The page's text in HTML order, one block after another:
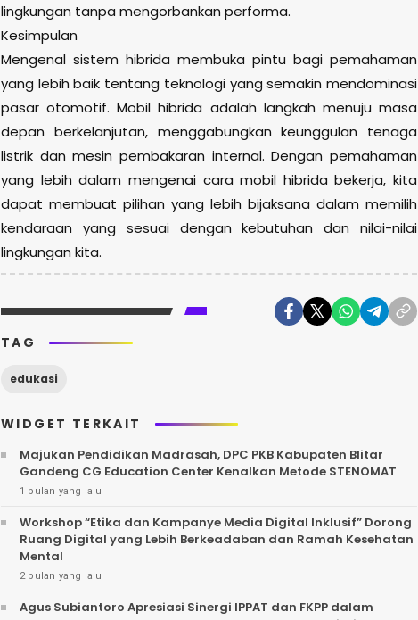
lingkungan tanpa mengorbankan performa.
Kesimpulan
Mengenal sistem hibrida membuka pintu bagi pemahaman
yang lebih baik tentang teknologi yang semakin mendominasi
pasar otomotif. Mobil hibrida adalah langkah menuju masa
depan berkelanjutan, menggabungkan keunggulan tenaga
listrik dan mesin pembakaran internal. Dengan pemahaman
yang lebih dalam mengenai cara mobil hibrida bekerja, kita
dapat membuat pilihan yang lebih bijaksana dalam memilih
kendaraan yang sesuai dengan kebutuhan dan nilai-nilai
lingkungan kita.
TAG
edukasi
WIDGET TERKAIT
Majukan Pendidikan Madrasah, DPC PKB Kabupaten Blitar
Gandeng CG Education Center Kenalkan Metode STENOMAT
1 bulan yang lalu
Workshop “Etika dan Kampanye Media Digital Inklusif” Dorong
Ruang Digital yang Lebih Berkeadaban dan Ramah Kesehatan
Mental
2 bulan yang lalu
Agus Subiantoro Apresiasi Sinergi IPPAT dan FKPP dalam